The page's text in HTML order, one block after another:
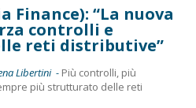
Finance): “La nuova
controlli e
reti distributive”
Libertini - Più controlli, più
più strutturato delle reti